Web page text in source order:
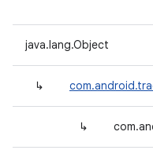
java.lang.Object
↳
↳